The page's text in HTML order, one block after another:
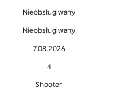
Nieobsługiwany
Nieobsługiwany
7.08.2026
4
Shooter